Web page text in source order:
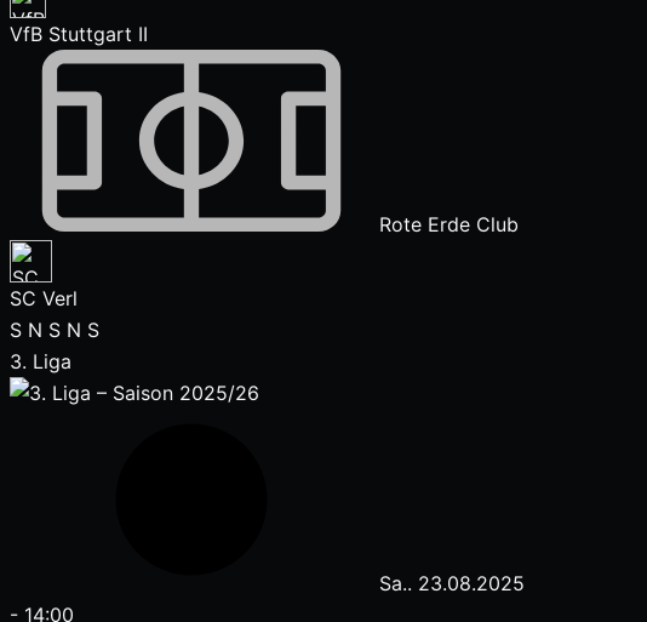
VfB Stuttgart II
Rote Erde Club
SC Verl
S N S N S
3. Liga
Sa.. 23.08.2025
- 14:00